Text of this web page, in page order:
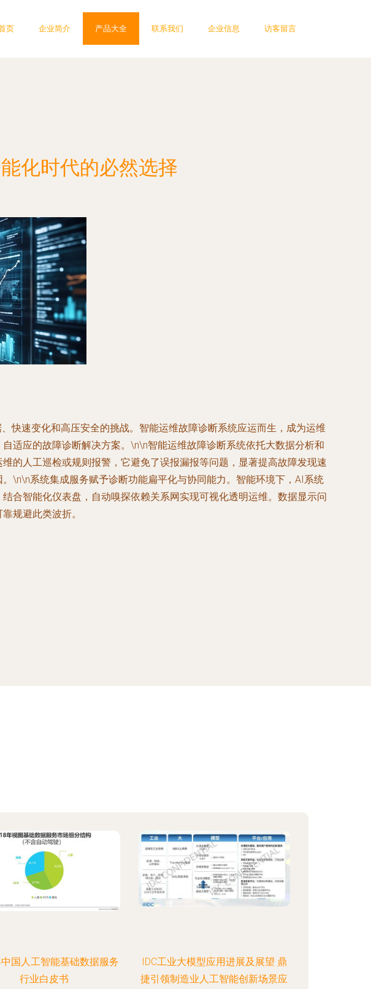
页 企业简介 产品大全 联系我们 企业信息 访客留言
化时代的必然选择
快速变化和高压安全的挑战。智能运维故障诊断系统应运而生，成为运维
适应的故障诊断解决方案。\n\n智能运维故障诊断系统依托大数据分析和
的人工巡检或规则报警，它避免了误报漏报等问题，显著提高故障发现速
\n\n系统集成服务赋予诊断功能扁平化与协同能力。智能环境下，AI系统
合智能化仪表盘，自动嗅探依赖关系网实现可视化透明运维。数据显示问
规避此类波折。
国人工智能基础数据服务
行业白皮书
IDC工业大模型应用进展及展望 鼎
捷引领制造业人工智能创新场景应